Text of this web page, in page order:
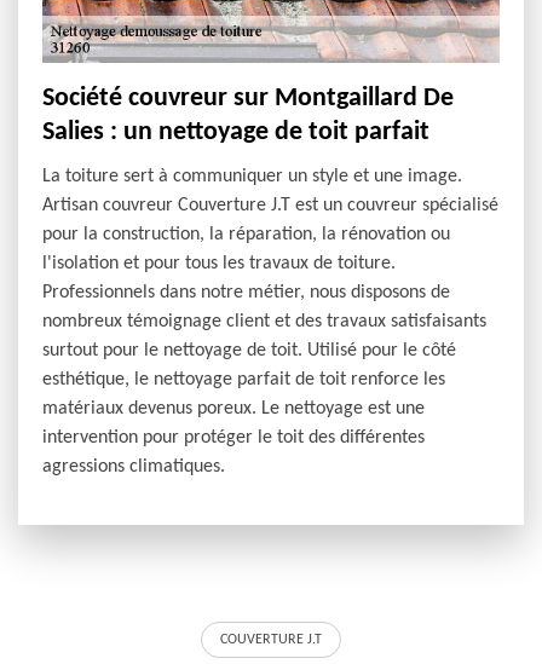
Société couvreur sur Montgaillard De
Salies : un nettoyage de toit parfait
La toiture sert à communiquer un style et une image.
Artisan couvreur Couverture J.T est un couvreur spécialisé
pour la construction, la réparation, la rénovation ou
l'isolation et pour tous les travaux de toiture.
Professionnels dans notre métier, nous disposons de
nombreux témoignage client et des travaux satisfaisants
surtout pour le nettoyage de toit. Utilisé pour le côté
esthétique, le nettoyage parfait de toit renforce les
matériaux devenus poreux. Le nettoyage est une
intervention pour protéger le toit des différentes
agressions climatiques.
COUVERTURE J.T